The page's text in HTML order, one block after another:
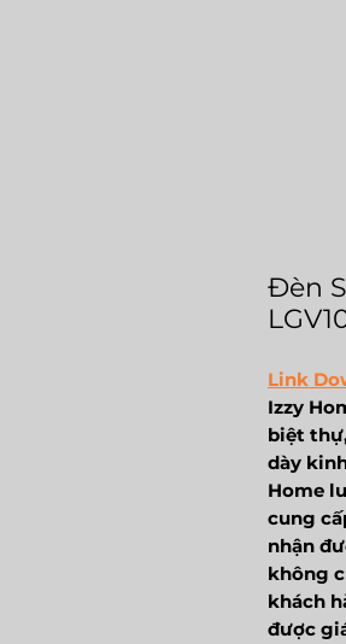
Đèn
Link
Izzy
biệt
dày
Home
cung
nhận
không
khách
được